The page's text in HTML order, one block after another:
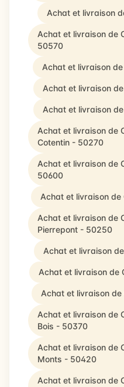
Achat et livraison
Achat et livraison de
50570
Achat et livraison
Achat et livraison
Achat et livraison
Achat et livraison de
Cotentin - 50270
Achat et livraison de
50600
Achat et livraison
Achat et livraison de
Pierrepont - 50250
Achat et livraison
Achat et livraison de
Achat et livraison de
Achat et livraison de
Bois - 50370
Achat et livraison de
Monts - 50420
Achat et livraison de